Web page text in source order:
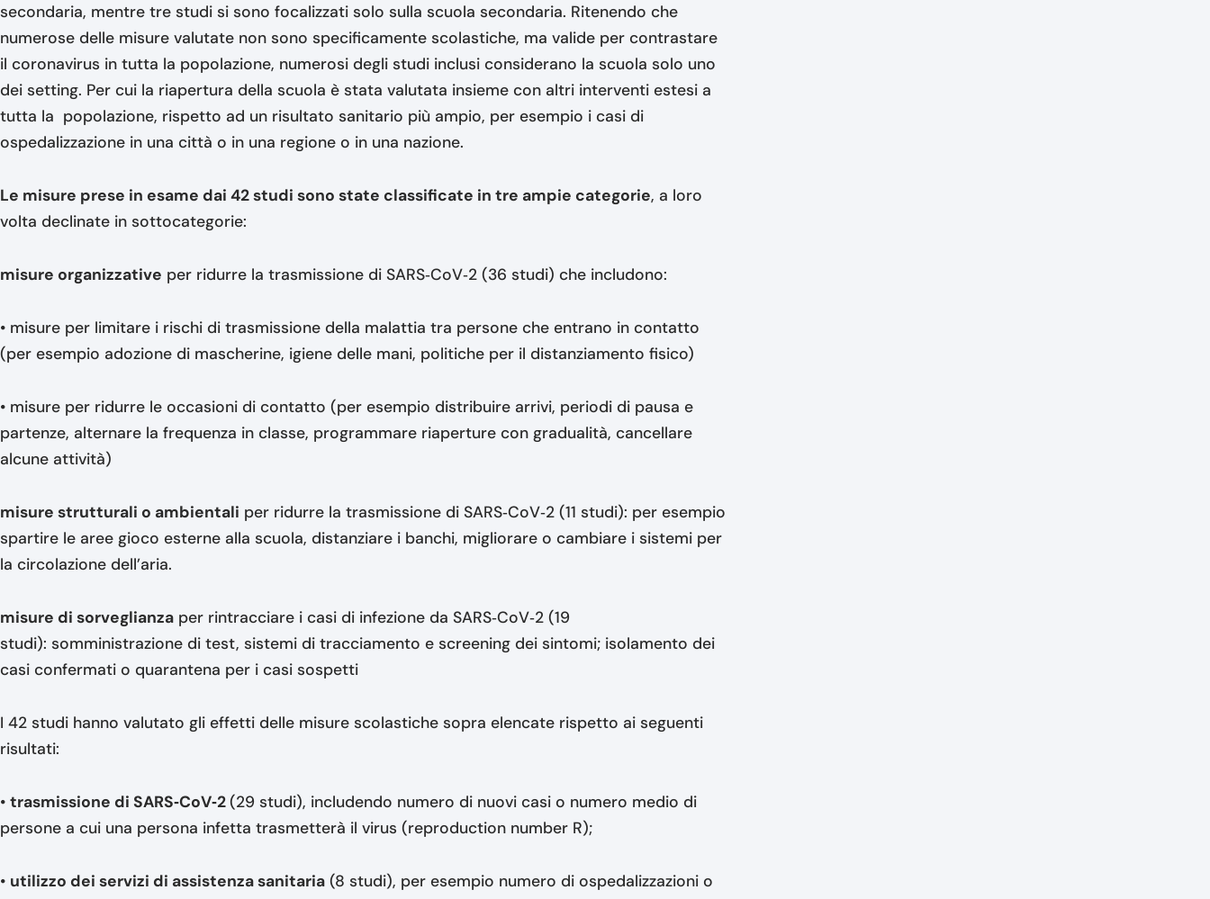
secondaria, mentre tre studi si sono focalizzati solo sulla scuola secondaria. Ritenendo che
numerose delle misure valutate non sono specificamente scolastiche, ma valide per contrastare
il coronavirus in tutta la popolazione, numerosi degli studi inclusi considerano la scuola solo uno
dei setting. Per cui la riapertura della scuola è stata valutata insieme con altri interventi estesi a
tutta la popolazione, rispetto ad un risultato sanitario più ampio, per esempio i casi di
ospedalizzazione in una città o in una regione o in una nazione.
Le misure prese in esame dai 42 studi sono state classificate in tre ampie categorie, a loro
volta declinate in sottocategorie:
misure organizzative per ridurre la trasmissione di SARS‐CoV‐2 (36 studi) che includono:
• misure per limitare i rischi di trasmissione della malattia tra persone che entrano in contatto
(per esempio adozione di mascherine, igiene delle mani, politiche per il distanziamento fisico)
• misure per ridurre le occasioni di contatto (per esempio distribuire arrivi, periodi di pausa e
partenze, alternare la frequenza in classe, programmare riaperture con gradualità, cancellare
alcune attività)
misure strutturali o ambientali per ridurre la trasmissione di SARS‐CoV‐2 (11 studi): per esempio
spartire le aree gioco esterne alla scuola, distanziare i banchi, migliorare o cambiare i sistemi per
la circolazione dell’aria.
misure di sorveglianza per rintracciare i casi di infezione da SARS‐CoV‐2 (19
studi): somministrazione di test, sistemi di tracciamento e screening dei sintomi; isolamento dei
casi confermati o quarantena per i casi sospetti
I 42 studi hanno valutato gli effetti delle misure scolastiche sopra elencate rispetto ai seguenti
risultati:
• trasmissione di SARS‐CoV‐2(29 studi), includendo numero di nuovi casi o numero medio di
persone a cui una persona infetta trasmetterà il virus (reproduction number R);
• utilizzo dei servizi di assistenza sanitaria (8 studi), per esempio numero di ospedalizzazioni o